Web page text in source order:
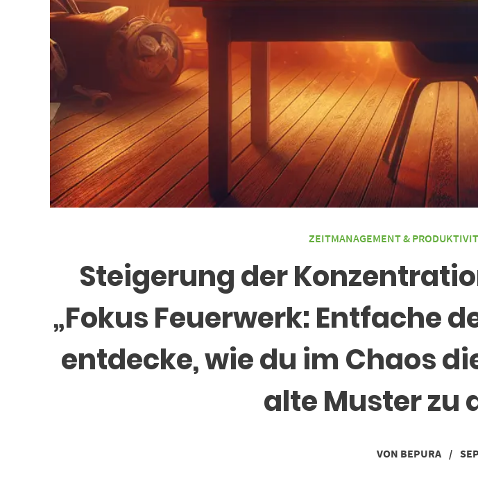
ZEITMANAGEMENT &
Steigerung der
„Fokus Feuerwerk: Entfache
entdecke, wie du im Chaos
alte Muster zu
VON BEPURA /